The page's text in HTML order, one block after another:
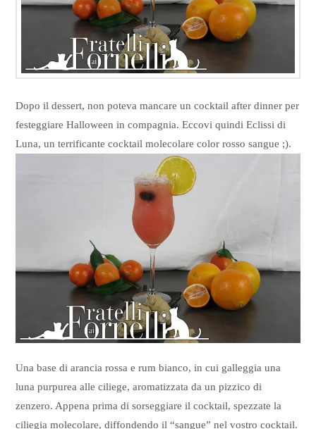
Dopo il dessert, non poteva mancare un cocktail after dinner per
festeggiare Halloween in compagnia. Eccovi quindi Eclissi di
Luna, un terrificante cocktail molecolare color rosso sangue ;).
Una base di arancia rossa e rum bianco, in cui galleggia una
luna purpurea alle ciliege, aromatizzata da un pizzico di
zenzero. Appena prima di sorseggiare il cocktail, spezzate la
ciliegia molecolare, diffondendo il “sangue” nel vostro cocktail.